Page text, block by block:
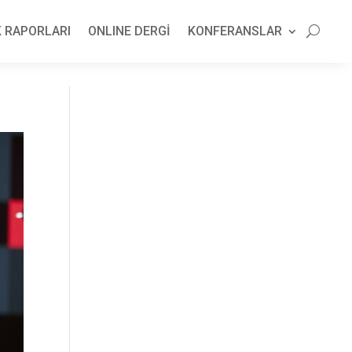
ONLINE DERGİ KONFERANSLAR